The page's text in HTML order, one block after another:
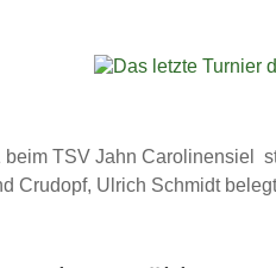
TSV Jahn Carolinensiel
Crudopf, Ulrich Schmidt